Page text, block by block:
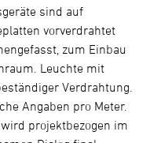
sind auf
vorverdrahtet
zum Einbau
Leuchte mit
Verdrahtung.
Angaben pro Meter.
projektbezogen im